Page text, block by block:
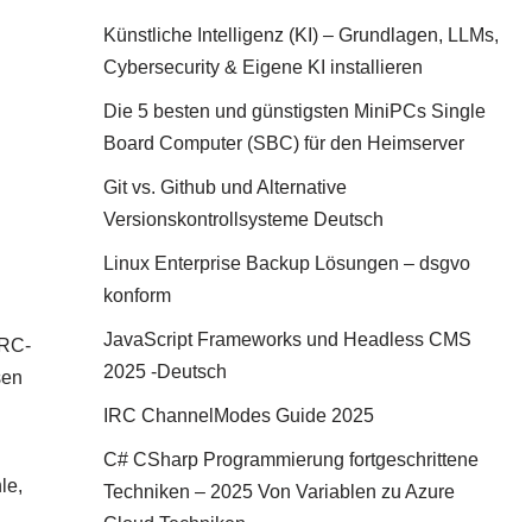
Künstliche Intelligenz (KI) – Grundlagen, LLMs,
Cybersecurity & Eigene KI installieren
Die 5 besten und günstigsten MiniPCs Single
Board Computer (SBC) für den Heimserver
Git vs. Github und Alternative
Versionskontrollsysteme Deutsch
Linux Enterprise Backup Lösungen – dsgvo
konform
JavaScript Frameworks und Headless CMS
2025 -Deutsch
IRC ChannelModes Guide 2025
C# CSharp Programmierung fortgeschrittene
Techniken – 2025 Von Variablen zu Azure